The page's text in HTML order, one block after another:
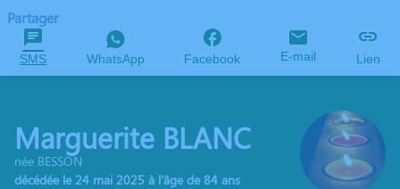
Partager
SMS WhatsApp Facebook E-mail Lien
Marguerite BLANC
née BESSON
décédée le 24 mai 2025 à l'âge de 84 ans